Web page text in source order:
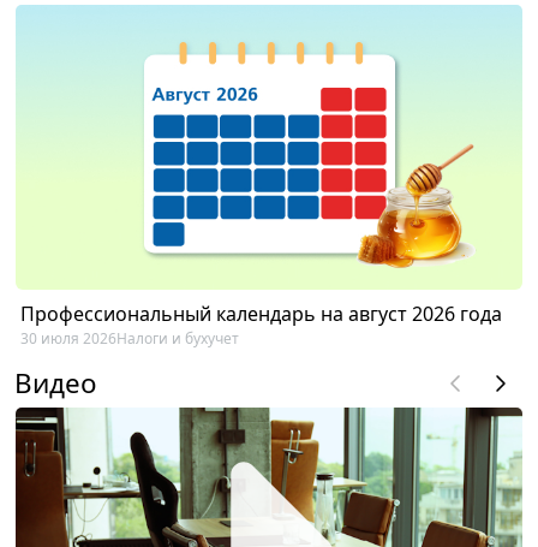
Профессиональный календарь на август 2026 года
30 июля 2026Налоги и бухучет
Видео